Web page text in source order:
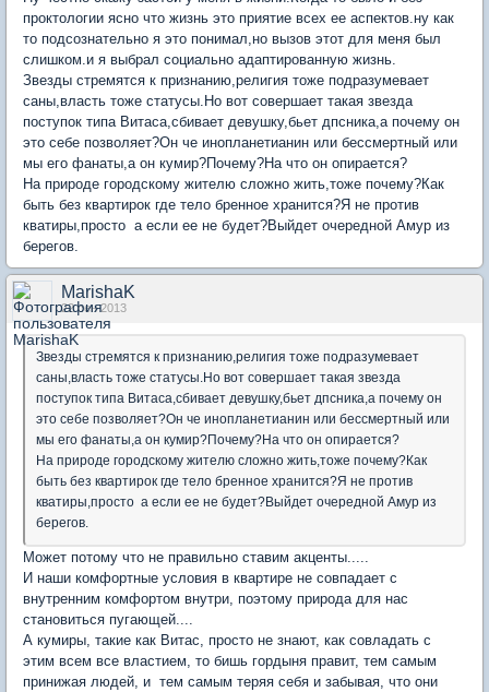
проктологии ясно что жизнь это приятие всех ее аспектов.ну как
то подсознательно я это понимал,но вызов этот для меня был
слишком.и я выбрал социально адаптированную жизнь.
Звезды стремятся к признанию,религия тоже подразумевает
саны,власть тоже статусы.Но вот совершает такая звезда
поступок типа Витаса,сбивает девушку,бьет дпсника,а почему он
это себе позволяет?Он че инопланетианин или бессмертный или
мы его фанаты,а он кумир?Почему?На что он опирается?
На природе городскому жителю сложно жить,тоже почему?Как
быть без квартирок где тело бренное хранится?Я не против
кватиры,просто а если ее не будет?Выйдет очередной Амур из
берегов.
MarishaK
22 сен 2013
Звезды стремятся к признанию,религия тоже подразумевает
саны,власть тоже статусы.Но вот совершает такая звезда
поступок типа Витаса,сбивает девушку,бьет дпсника,а почему он
это себе позволяет?Он че инопланетианин или бессмертный или
мы его фанаты,а он кумир?Почему?На что он опирается?
На природе городскому жителю сложно жить,тоже почему?Как
быть без квартирок где тело бренное хранится?Я не против
кватиры,просто а если ее не будет?Выйдет очередной Амур из
берегов.
Может потому что не правильно ставим акценты.....
И наши комфортные условия в квартире не совпадает с
внутренним комфортом внутри, поэтому природа для нас
становиться пугающей....
А кумиры, такие как Витас, просто не знают, как совладать с
этим всем все властием, то бишь гордыня правит, тем самым
принижая людей, и тем самым теряя себя и забывая, что они